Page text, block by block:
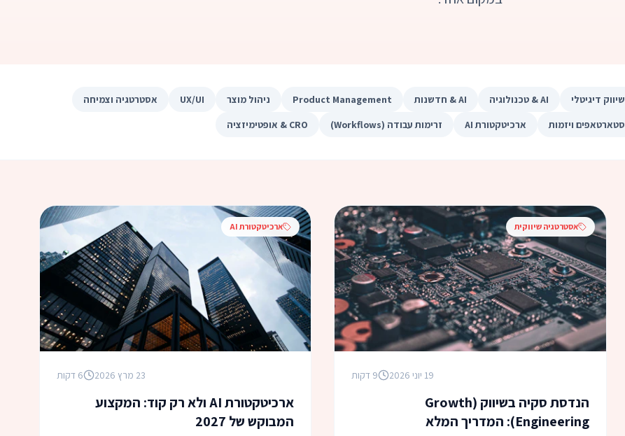
שיווק דיגיטלי AI & טכנולוגיה AI & חדשנות Product Management ניהול מוצר UX/UI
אסטרטגיה וצמיחה
סטארטאפים ויזמות ארכיטקטורת AI זרימות עבודה (Workflows) CRO & אופטימיזציה
אסטרטגיה שיווקית
19 יוני 2026 9 דקות
הנדסת סקיה בשיווק (Growth
Engineering): המדריך המלא
ארכיטקטורת AI
23 מרץ 2026 6 דקות
ארכיטקטורת AI ולא רק קוד: המקצוע
המבוקש של 2027